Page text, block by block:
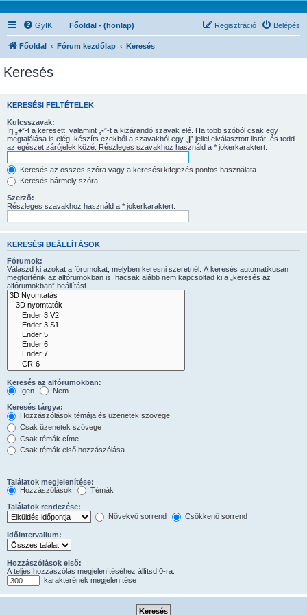
GyIK Főoldal - (honlap) Belépés
Regisztráció
Főoldal Fórum kezdőlap Keresés
Keresés
KERESÉSI FELTÉTELEK
Kulcsszavak:
Írj „ +”-t a keresett, valamint „ -”-t a kizárandó szavak elé. Ha több szóból csak egy
megtalálása is elég, készíts ezekből a szavakból egy „ |” jellel elválasztott listát, és tedd
az egészet zárójelek közé. Részleges szavakhoz használd a * jokerkaraktert.
Keresés az összes szóra vagy a keresési kifejezés pontos használata
Keresés bármely szóra
Szerző:
Részleges szavakhoz használd a * jokerkaraktert.
KERESÉSI BEÁLLÍTÁSOK
Fórumok:
Válaszd ki azokat a fórumokat, melyben keresni szeretnél. A keresés automatikusan
megtörténik az alfórumokban is, hacsak alább nem kapcsoltad ki a „keresés az
alfórumokban” beállítást.
Keresés az alfórumokban:
Igen
Nem
Keresés tárgya:
Hozzászólások témája és üzenetek szövege
Csak üzenetek szövege
Csak témák címe
Csak témák első hozzászólása
Találatok megjelenítése:
Hozzászólások
Témák
Találatok rendezése:
Növekvő sorrend
Csökkenő sorrend
Időintervallum:
Hozzászólások első:
A teljes hozzászólás megjelenítéséhez állítsd 0-ra.
karakterének megjelenítése